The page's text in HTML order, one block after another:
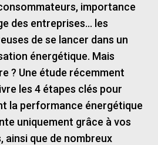
importance
des entreprises… les
de se lancer dans un
énergétique. Mais
? Une étude récemment
les 4 étapes clés pour
la performance énergétique
uniquement grâce à vos
ainsi que de nombreux